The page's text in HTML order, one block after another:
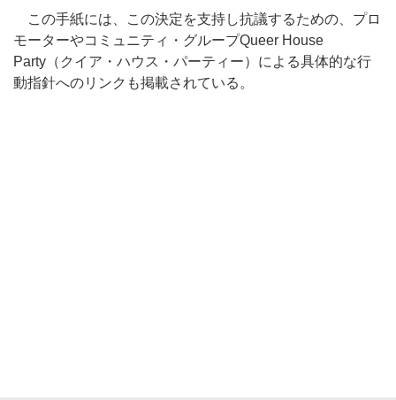
この手紙には、この決定を支持し抗議するための、プロ
モーターやコミュニティ・グループQueer House
Party（クイア・ハウス・パーティー）による具体的な行
動指針へのリンクも掲載されている。